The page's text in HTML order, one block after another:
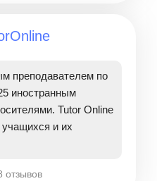
преподавателем по
иностранным
Tutor Online
и их
отзывов